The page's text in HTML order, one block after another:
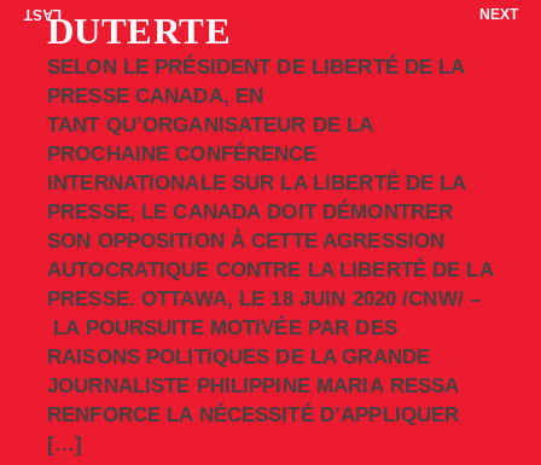
DUTERTE
SELON LE PRÉSIDENT DE LIBERTÉ DE LA
PRESSE CANADA, EN
TANT QU’ORGANISATEUR DE LA
PROCHAINE CONFÉRENCE
INTERNATIONALE SUR LA LIBERTÉ DE LA
PRESSE, LE CANADA DOIT DÉMONTRER
SON OPPOSITION À CETTE AGRESSION
AUTOCRATIQUE CONTRE LA LIBERTÉ DE LA
PRESSE. OTTAWA, LE 18 JUIN 2020 /CNW/ –
LA POURSUITE MOTIVÉE PAR DES
RAISONS POLITIQUES DE LA GRANDE
JOURNALISTE PHILIPPINE MARIA RESSA
RENFORCE LA NÉCESSITÉ D’APPLIQUER
[…]
LAST NEXT